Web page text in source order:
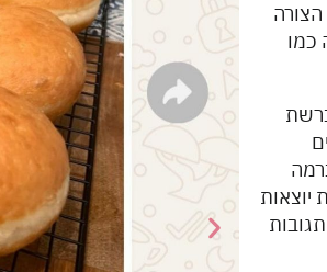
כמו
יוצאות